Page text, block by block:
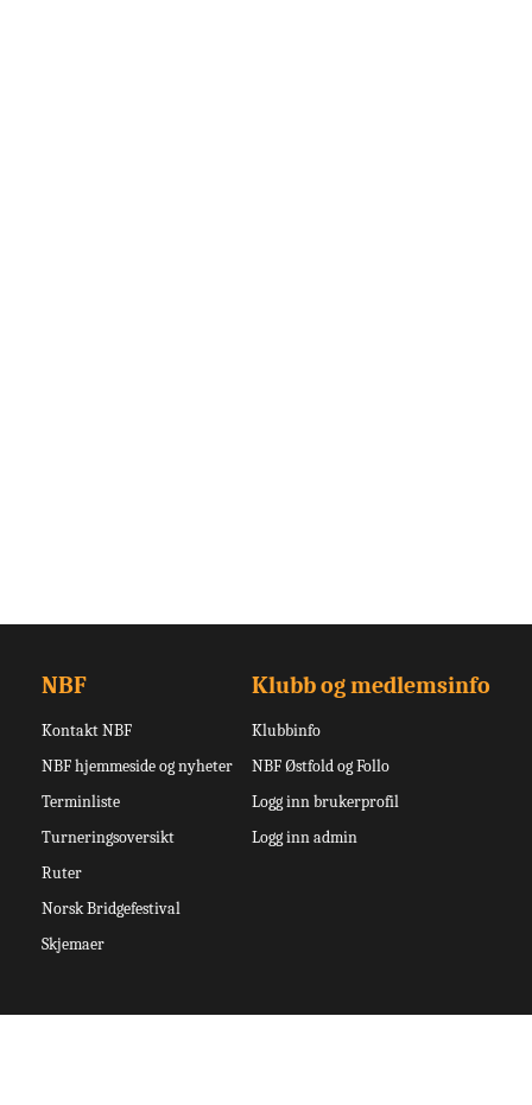
NBF
Kontakt NBF
NBF hjemmeside og nyheter
Terminliste
Turneringsoversikt
Ruter
Norsk Bridgefestival
Skjemaer
Klubb og medlemsinfo
Klubbinfo
NBF Østfold og Follo
Logg inn brukerprofil
Logg inn admin